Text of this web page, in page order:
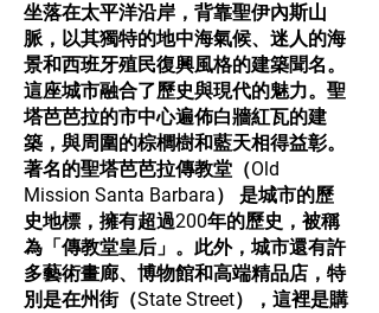
坐落在太平洋沿岸，背靠聖伊內斯山
脈，以其獨特的地中海氣候、迷人的海
景和西班牙殖民復興風格的建築聞名。
這座城市融合了歷史與現代的魅力。聖
塔芭芭拉的市中心遍佈白牆紅瓦的建
築，與周圍的棕櫚樹和藍天相得益彰。
著名的聖塔芭芭拉傳教堂（Old
Mission Santa Barbara） 是城市的歷
史地標，擁有超過200年的歷史，被稱
為「傳教堂皇后」。此外，城市還有許
多藝術畫廊、博物館和高端精品店，特
別是在州街（State Street），這裡是購